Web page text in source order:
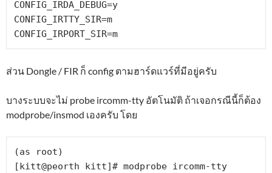
CONFIG_IRDA_DEBUG=y
CONFIG_IRTTY_SIR=m
CONFIG_IRPORT_SIR=m
ส่วน Dongle / FIR ก็ config ตามฮาร์ดแวร์ที่มีอยู่ครับ
บางระบบจะไม่ probe ircomm-tty อัตโนมัติ ถ้าเจอกรณีนี้ก็ต้อง
modprobe/insmod เองครับ โดย
(as root)
[kitt@peorth kitt]# modprobe ircomm-tty